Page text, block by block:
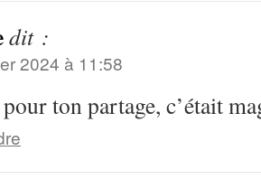
dit :
2024 à 11:58
ton partage, c’était